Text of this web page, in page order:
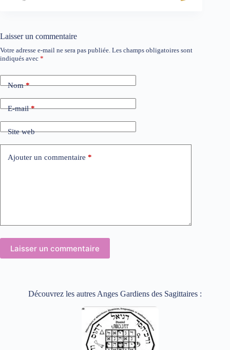
Laisser un commentaire
Votre adresse e-mail ne sera pas publiée. Les champs obligatoires sont
indiqués avec *
Nom*
E-mail*
Site web
Ajouter un commentaire *
Laisser un commentaire
Découvrez les autres Anges Gardiens des Sagittaires :